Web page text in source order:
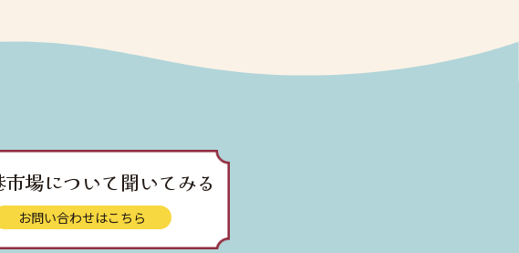
場について聞いてみる
お問い合わせはこちら